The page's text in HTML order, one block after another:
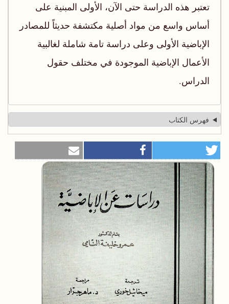
تعتبر هذه الدراسة حتى الآن، الأولى المبنية على
أساس واسع من مواد أصلية مكتشفة حديثاً للمصادر
الإباضية الأولى وعلى دراسة تامة شاملة لغالبية
الأعمال الإباضية الموجودة في مختلف حقول
الدراس.
فهرس الكتاب